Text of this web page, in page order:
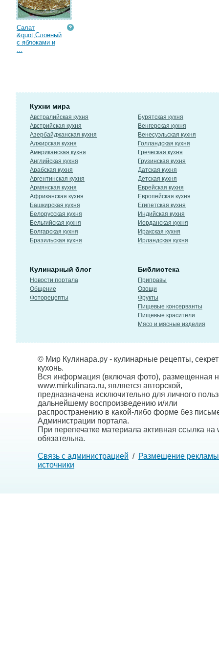
Салат
&quot;Слоеный
с яблоками и
...
Кухни мира
Австралийская кухня
Австрийская кухня
Азербайджанская кухня
Алжирская кухня
Американская кухня
Английская кухня
Арабская кухня
Аргентинская кухня
Армянская кухня
Африканская кухня
Башкирская кухня
Белорусская кухня
Бельгийская кухня
Болгарская кухня
Бразильская кухня
Бурятская кухня
Венгерская кухня
Венесуэльская кухня
Голландская кухня
Греческая кухня
Грузинская кухня
Датская кухня
Детская кухня
Еврейская кухня
Европейская кухня
Египетская кухня
Индийская кухня
Иорданская кухня
Иракская кухня
Ирландская кухня
Кулинарный блог
Новости портала
Общение
Фоторецепты
Библиотека
Приправы
Овощи
Фрукты
Пищевые консерванты
Пищевые красители
Мясо и мясные изделия
© Мир Кулинара.ру - кулинарные рецепты,
кухонь.
Вся информация (включая фото), размещенная
www.mirkulinara.ru, является авторской,
предназначена исключительно для личного
дальнейшему воспроизведению и/или
распространению в какой-либо форме без
Администрации портала.
При перепечатке материала активная ссылка на
обязательна.
Связь с администрацией / Размещение рекламы
источники